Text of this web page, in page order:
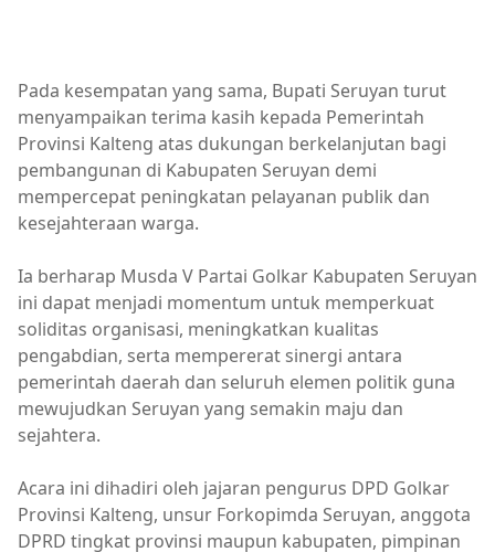
Pada kesempatan yang sama, Bupati Seruyan turut
menyampaikan terima kasih kepada Pemerintah
Provinsi Kalteng atas dukungan berkelanjutan bagi
pembangunan di Kabupaten Seruyan demi
mempercepat peningkatan pelayanan publik dan
kesejahteraan warga.
Ia berharap Musda V Partai Golkar Kabupaten Seruyan
ini dapat menjadi momentum untuk memperkuat
soliditas organisasi, meningkatkan kualitas
pengabdian, serta mempererat sinergi antara
pemerintah daerah dan seluruh elemen politik guna
mewujudkan Seruyan yang semakin maju dan
sejahtera.
Acara ini dihadiri oleh jajaran pengurus DPD Golkar
Provinsi Kalteng, unsur Forkopimda Seruyan, anggota
DPRD tingkat provinsi maupun kabupaten, pimpinan